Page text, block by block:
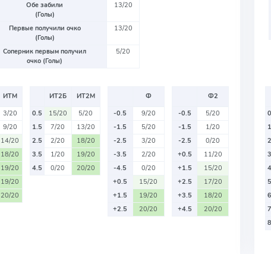
Обе забили
(Голы)
13/20
Первые получили очко
(Голы)
13/20
Соперник первым получил
очко (Голы)
5/20
ИТМ
3/20
9/20
14/20
18/20
19/20
19/20
20/20
ИТ2Б
ИТ2М
0.5
15/20
5/20
1.5
7/20
13/20
2.5
2/20
18/20
3.5
1/20
19/20
4.5
0/20 20/20
Ф
-0.5
9/20
-1.5
5/20
-2.5
3/20
-3.5
2/20
-4.5
0/20
+0.5
15/20
+1.5
19/20
+2.5
20/20
Ф2
-0.5
5/20
-1.5
1/20
-2.5
0/20
+0.5
11/20
+1.5
15/20
+2.5
17/20
+3.5
18/20
+4.5
20/20